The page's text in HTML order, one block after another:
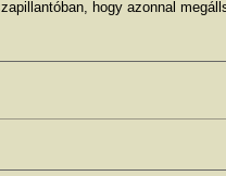
hogy azonnal